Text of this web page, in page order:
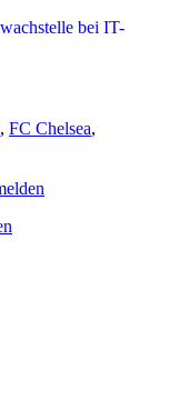
, FC Chelsea,